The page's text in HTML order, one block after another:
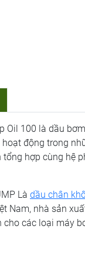
Oil 100 là dầu
động trong
tổng hợp cùng hệ
Là dầu chân
Nam, nhà sản
cho các loại máy